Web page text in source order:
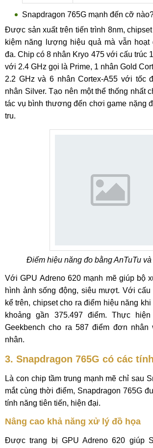
Snapdragon 765G mạnh đến cỡ
Được sản xuất trên tiến trình 8nm,
kiệm năng lượng hiệu quả mà vẫn
đa. Chip có 8 nhân Kryo 475 với cấu trúc
với 2.4 GHz gọi là Prime, 1 nhân Gold
2.2 GHz và 6 nhân Cortex-A55 với tốc
nhân Silver. Tạo nên một thể thống nhất
tác vụ bình thương đến chơi game nặng
tru.
Điểm hiệu năng đo bằng AnTuTu
Với GPU Adreno 620 mạnh mẽ giúp bộ
hình ảnh sống động, siêu mượt. Với
kể trên, chipset cho ra điểm hiệu năng
khoảng gần 375.497 điểm. Thực
Geekbench cho ra 587 điểm đơn nhân
nhân.
3. Snapdragon 765G có các
Là con chip tầm trung mạnh mẽ chỉ sau
mắt cùng thời điểm, Snapdragon 765G
tính năng tiên tiến, hiện đại.
Nâng cao khả năng xử lý đồ họa
Được trang bị GPU Adreno 620 giúp